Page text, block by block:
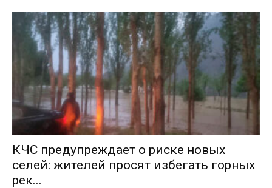
КЧС предупреждает о риске новых
селей: жителей просят избегать горных
рек...